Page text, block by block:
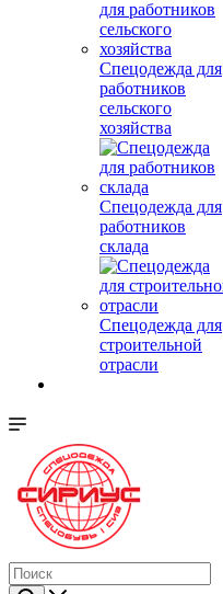
Спецодежда для
работников
сельского
хозяйства
Спецодежда для
работников
склада
Спецодежда для
строительной
отрасли